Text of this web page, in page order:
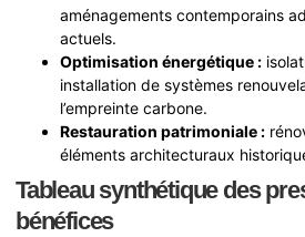
aménagements contemporains
actuels.
Optimisation énergétique :
installation de systèmes
l’empreinte carbone.
Restauration patrimoniale :
éléments architecturaux
Tableau synthétique des
bénéfices